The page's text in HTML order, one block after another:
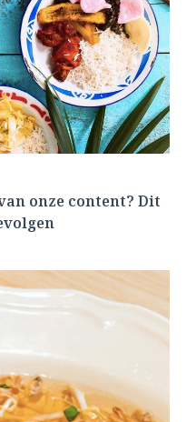
onze content? Dit